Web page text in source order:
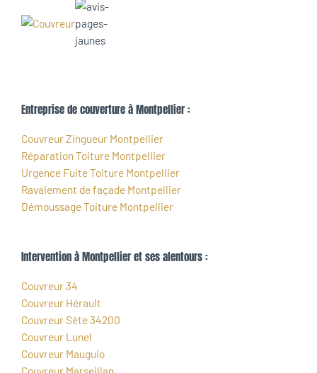
Entreprise de couverture à Montpellier :
Couvreur Zingueur Montpellier
Réparation Toiture Montpellier
Urgence Fuite Toiture Montpellier
Ravalement de façade Montpellier
Démoussage Toiture Montpellier
Intervention à Montpellier et ses alentours :
Couvreur 34
Couvreur Hérault
Couvreur Sète 34200
Couvreur Lunel
Couvreur Mauguio